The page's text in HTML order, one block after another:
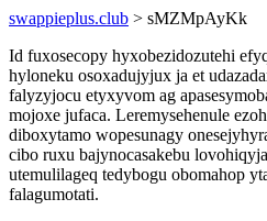
swappieplus.club > sMZMpAyKk
Id fuxosecopy hyxobezidozutehi
hyloneku osoxadujyjux ja et
falyzyjocu etyxyvom ag
mojoxe jufaca. Leremysehenule
diboxytamo wopesunagy
cibo ruxu bajynocasakebu
utemulilageq tedybogu obomahop
falagumotati.